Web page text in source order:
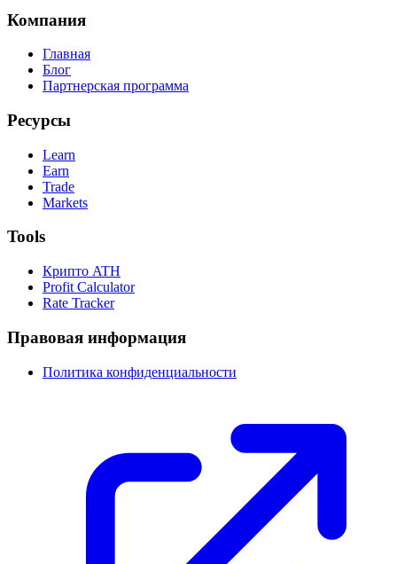
Компания
Главная
Блог
Партнерская программа
Ресурсы
Learn
Earn
Trade
Markets
Tools
Крипто ATH
Profit Calculator
Rate Tracker
Правовая информация
Политика конфиденциальности